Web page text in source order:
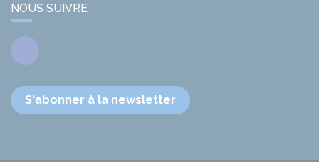
NOUS SUIVRE
Facebook
S'abonner à la newsletter